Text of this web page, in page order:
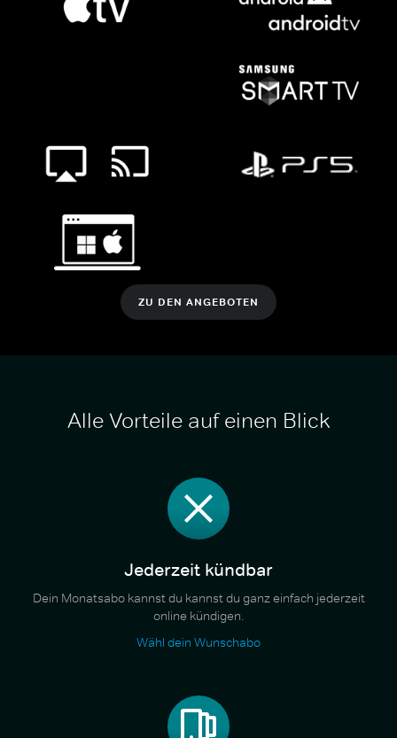
ZU DEN ANGEBOTEN
Alle Vorteile auf einen Blick
Jederzeit kündbar
Dein Monatsabo kannst du kannst du ganz einfach jederzeit
online kündigen.
Wähl dein Wunschabo